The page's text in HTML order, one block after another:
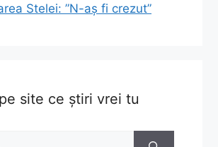
Stelei: ”N-aș fi crezut”
site ce știri vrei tu